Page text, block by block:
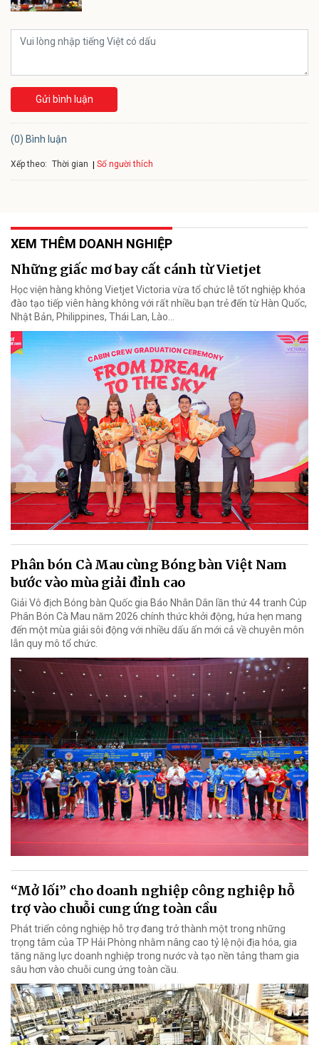
Gửi bình luận
(0) Bình luận
Xếp theo: Thời gian Số người thích
XEM THÊM DOANH NGHIỆP
Những giấc mơ bay cất cánh từ Vietjet
Học viện hàng không Vietjet Victoria vừa tổ chức lễ tốt nghiệp khóa
đào tạo tiếp viên hàng không với rất nhiều bạn trẻ đến từ Hàn Quốc,
Nhật Bản, Philippines, Thái Lan, Lào…
Phân bón Cà Mau cùng Bóng bàn Việt Nam
bước vào mùa giải đỉnh cao
Giải Vô địch Bóng bàn Quốc gia Báo Nhân Dân lần thứ 44 tranh Cúp
Phân Bón Cà Mau năm 2026 chính thức khởi động, hứa hẹn mang
đến một mùa giải sôi động với nhiều dấu ấn mới cả về chuyên môn
lẫn quy mô tổ chức.
“Mở lối” cho doanh nghiệp công nghiệp hỗ
trợ vào chuỗi cung ứng toàn cầu
Phát triển công nghiệp hỗ trợ đang trở thành một trong những
trọng tâm của TP Hải Phòng nhằm nâng cao tỷ lệ nội địa hóa, gia
tăng năng lực doanh nghiệp trong nước và tạo nền tảng tham gia
sâu hơn vào chuỗi cung ứng toàn cầu.